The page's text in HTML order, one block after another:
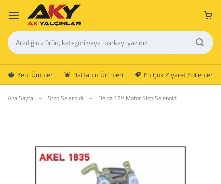
Yeni Ürünler Haftanın Ürünleri En Çok Ziyaret Edilenler
Ana Sayfa – Stop Selenoidi – Deutz 12V Motor Stop Selenoidi